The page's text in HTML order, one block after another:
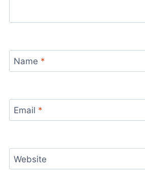
Name *
Email *
Website